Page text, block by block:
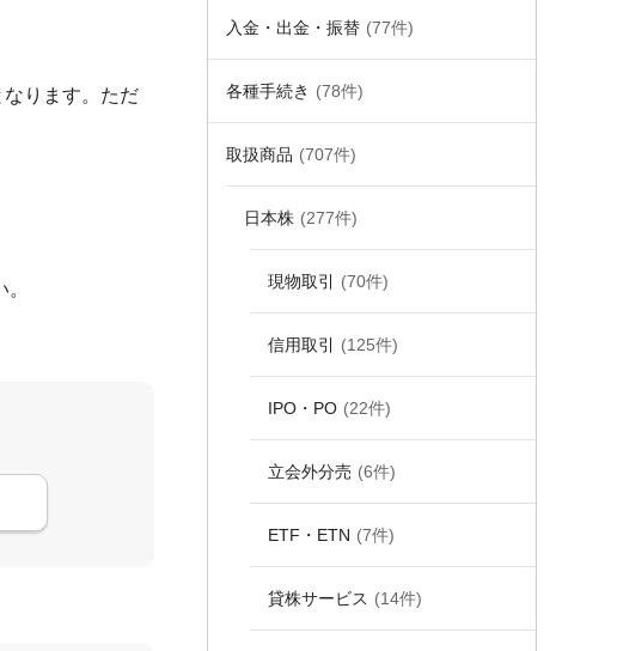
入金・出金・振替 (77件)
各種手続き (78件)
取扱商品 (707件)
日本株 (277件)
現物取引 (70件)
信用取引 (125件)
IPO・PO (22件)
立会外分売 (6件)
ETF・ETN (7件)
貸株サービス (14件)
ります。ただ